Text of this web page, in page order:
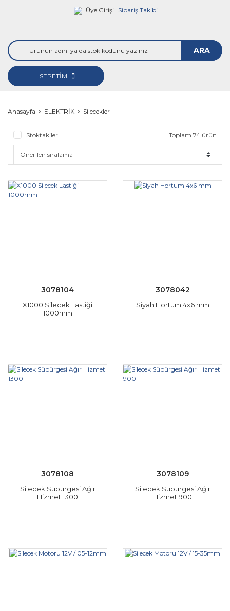
Üye Girişi Sipariş Takibi
ARA
SEPETİM
Anasayfa ELEKTRİK Silecekler
Stoktakiler Toplam 74 ürün
3078104
X1000 Silecek Lastiği
1000mm
3078042
Siyah Hortum 4x6 mm
3078108
Silecek Süpürgesi Ağır
Hizmet 1300
3078109
Silecek Süpürgesi Ağır
Hizmet 900